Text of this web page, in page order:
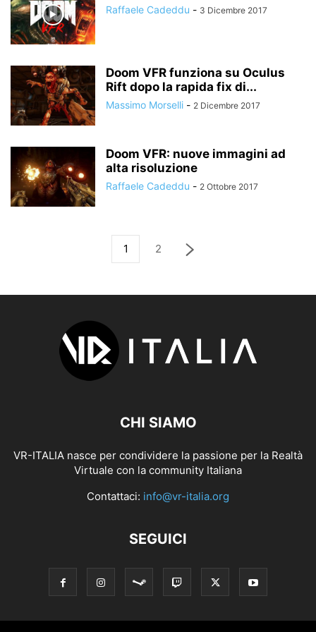
Raffaele Cadeddu - 3 Dicembre 2017
Doom VFR funziona su Oculus
Rift dopo la rapida fix di...
Massimo Morselli - 2 Dicembre 2017
Doom VFR: nuove immagini ad
alta risoluzione
Raffaele Cadeddu - 2 Ottobre 2017
1 2
CHI SIAMO
VR-ITALIA nasce per condividere la passione per la Realtà
Virtuale con la community Italiana
Contattaci: info@vr-italia.org
SEGUICI